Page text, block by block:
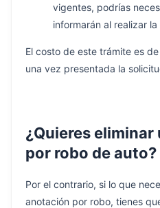
vigentes, podrías
informarán al realizar
El costo de este trámite es
una vez presentada la
¿Quieres
por robo de auto?
Por el contrario, si lo que
anotación por robo, tienes